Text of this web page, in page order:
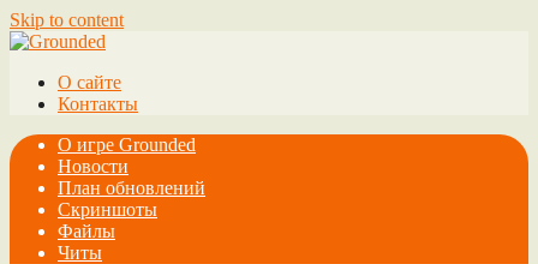
Skip to content
О сайте
Контакты
О игре Grounded
Новости
План обновлений
Скриншоты
Файлы
Читы